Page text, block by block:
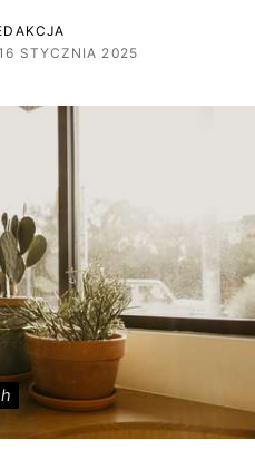
STYCZNIA 2025